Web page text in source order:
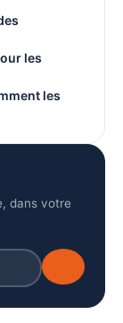
les
les
dans votre